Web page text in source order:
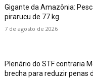
Gigante da Amazônia:
pirarucu de 77 kg
7 de agosto de 2026
Plenário do STF contraria
brecha para reduzir penas